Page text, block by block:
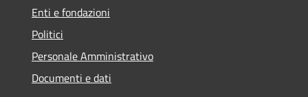
Enti e fondazioni
Politici
Personale Amministrativo
Documenti e dati